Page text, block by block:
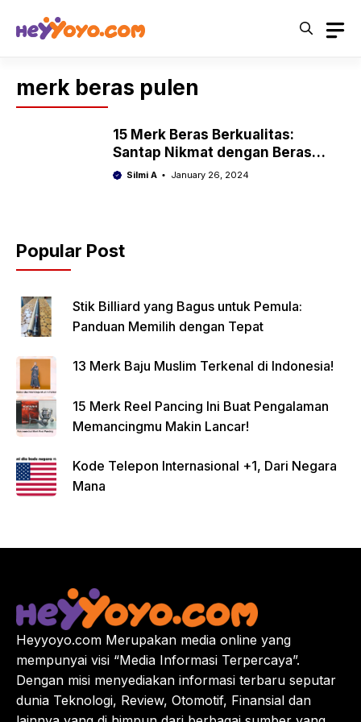
merk beras pulen
15 Merk Beras Berkualitas:
Santap Nikmat dengan Beras
Berkualitas!
Silmi A January 26, 2024
Popular Post
Stik Billiard yang Bagus untuk Pemula:
Panduan Memilih dengan Tepat
13 Merk Baju Muslim Terkenal di Indonesia!
15 Merk Reel Pancing Ini Buat Pengalaman
Memancingmu Makin Lancar!
Kode Telepon Internasional +1, Dari Negara
Mana
Heyyoyo.com Merupakan media online yang
mempunyai visi “Media Informasi Terpercaya”.
Dengan misi menyediakan informasi terbaru seputar
dunia Teknologi, Review, Otomotif, Finansial dan